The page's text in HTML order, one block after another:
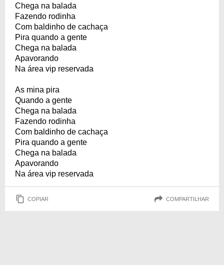
Chega na balada
Fazendo rodinha
Com baldinho de cachaça
Pira quando a gente
Chega na balada
Apavorando
Na área vip reservada
As mina pira
Quando a gente
Chega na balada
Fazendo rodinha
Com baldinho de cachaça
Pira quando a gente
Chega na balada
Apavorando
Na área vip reservada
COPIAR COMPARTILHAR